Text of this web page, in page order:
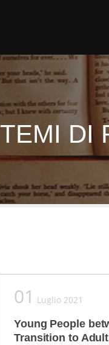
TEMI DI
01 Luglio 2021
Young People
Transition to